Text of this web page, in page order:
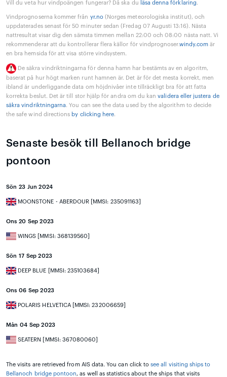
Vill du veta hur vindpoängen fungerar? Då ska du läsa denna förklaring.
Vindprognoserna kommer från yr.no (Norges meteorologiska institut), och
uppdaterades senast för 50 minuter sedan (Fredag 07 Augusti 13:16). Nästa
nattresultat visar dig den sämsta timmen mellan 22:00 och 08:00 nästa natt. Vi
rekommenderar att du kontrollerar flera källor för vindprognoser.windy.com är
en bra hemsida för att visa större vindsystem.
De säkra vindriktningarna för denna hamn har bestämts av en algoritm,
baserat på hur högt marken runt hamnen är. Det är för det mesta korrekt, men
ibland är underliggande data om höjdnivåer inte tillräckligt bra för att fatta
korrekta beslut. Det är till stor hjälp för andra om du kanvalidera eller justera de
säkra vindriktningarna. You can see the data used by the algorithm to decide
the safe wind directions by clicking here.
Senaste besök till Bellanoch bridge
pontoon
Sön 23 Jun 2024
MOONSTONE - ABERDOUR [MMSI: 235091163]
Ons 20 Sep 2023
WINGS [MMSI: 368139560]
Sön 17 Sep 2023
DEEP BLUE [MMSI: 235103684]
Ons 06 Sep 2023
POLARIS HELVETICA [MMSI: 232006659]
Mån 04 Sep 2023
SEATERN [MMSI: 367080060]
The visits are retrieved from AIS data. You can click tosee all visiting ships to
Bellanoch bridge pontoon, as well as statistics about the ships that visits